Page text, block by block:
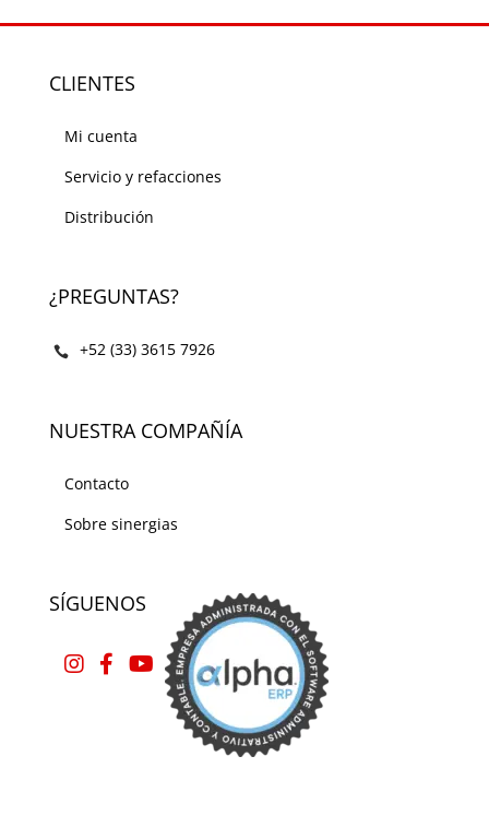
CLIENTES
Mi cuenta
Servicio y refacciones
Distribución
¿PREGUNTAS?
+52 (33) 3615 7926
NUESTRA COMPAÑÍA
Contacto
Sobre sinergias
SÍGUENOS